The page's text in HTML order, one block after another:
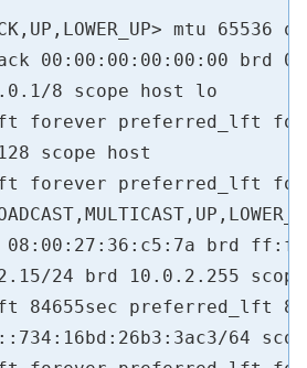
mtu
00:00:00:00:00:00 brd
8 scope host lo
forever preferred_lft
scope host
forever preferred_lft
08:00:27:36:c5:7a brd
24 brd 10.0.2.255
84655sec preferred_lft
64